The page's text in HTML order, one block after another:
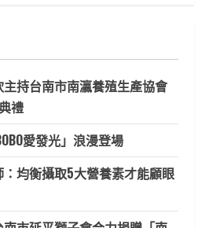
持台南市南瀛養殖生產協會
禮
愛發光」浪漫登場
均衡攝取5大營養素才能顧眼